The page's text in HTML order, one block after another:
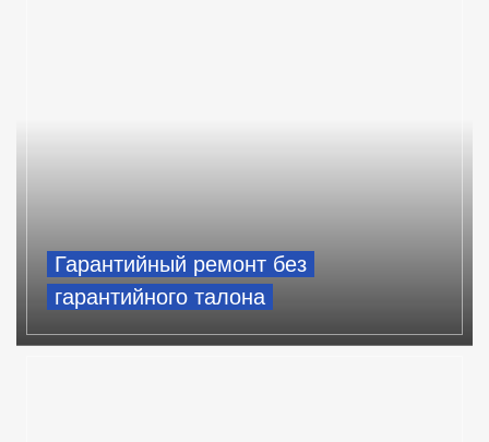
Гарантийный ремонт без
гарантийного талона